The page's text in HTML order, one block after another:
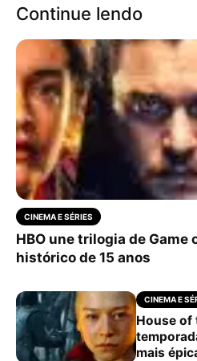
Continue lendo
CINEMA E SÉRIES
HBO une trilogia de Game
histórico de 15 anos
CINEMA E
House of
mais